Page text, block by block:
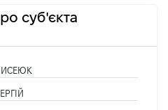
суб'єкта